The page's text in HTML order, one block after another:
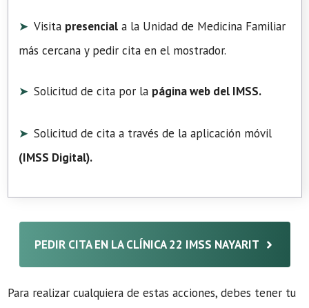
Visita presencial a la Unidad de Medicina Familiar
más cercana y pedir cita en el mostrador.
Solicitud de cita por la página web del IMSS.
Solicitud de cita a través de la aplicación móvil
(IMSS Digital).
PEDIR CITA EN LA CLÍNICA 22 IMSS NAYARIT
Para realizar cualquiera de estas acciones, debes tener tu